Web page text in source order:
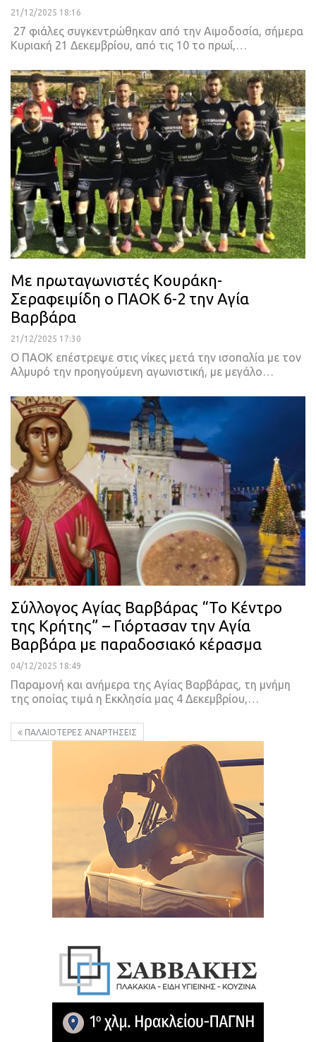
21/12/2025 18:16
27 φιάλες συγκεντρώθηκαν από την Αιμοδοσία, σήμερα
Κυριακή 21 Δεκεμβρίου, από τις 10 το πρωί,…
Με πρωταγωνιστές Κουράκη-
Σεραφειμίδη ο ΠΑΟΚ 6-2 την Αγία
Βαρβάρα
21/12/2025 17:30
Ο ΠΑΟΚ επέστρεψε στις νίκες μετά την ισοπαλία με τον
Αλμυρό την προηγούμενη αγωνιστική, με μεγάλο…
Σύλλογος Αγίας Βαρβάρας “Το Κέντρο
της Κρήτης” – Γιόρτασαν την Αγία
Βαρβάρα με παραδοσιακό κέρασμα
04/12/2025 18:49
Παραμονή και ανήμερα της Αγίας Βαρβάρας, τη μνήμη
της οποίας τιμά η Εκκλησία μας 4 Δεκεμβρίου,…
ΠΑΛΑΙΌΤΕΡΕΣ ΑΝΑΡΤΉΣΕΙΣ